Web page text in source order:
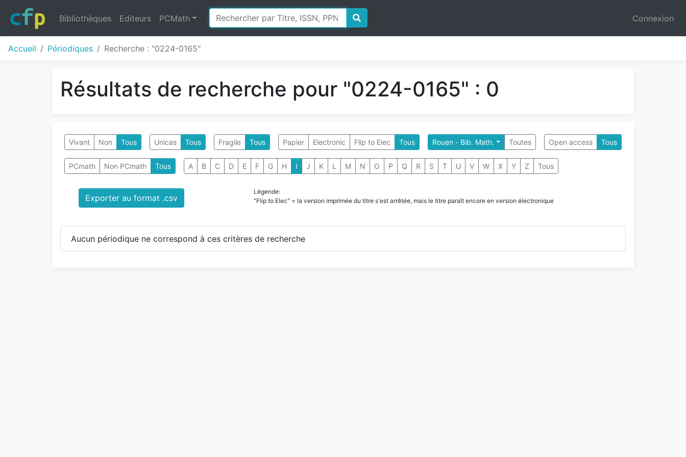
Bibliothèques Editeurs PCMath Connexion
Accueil Périodiques Recherche : "0224-0165"
Résultats de recherche pour "0224-0165" : 0
Vivant Non Tous Unicas Tous Fragile Tous Papier Electronic Flip to Elec Tous Rouen - Bib. Math. Toutes Open access Tous
PCmath Non PCmath Tous A B C D E F G H I J K L M N O P Q R S T U V W X Y Z Tous
Exporter au format .csv
Légende:
"Flip to Elec" = la version imprimée du titre s'est arrêtée, mais le titre paraît encore en version électronique
Aucun périodique ne correspond à ces critères de recherche